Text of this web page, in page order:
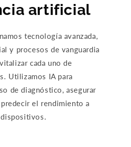
artificial
tecnología avanzada,
y procesos de vanguardia
cada uno de
Utilizamos IA para
de diagnóstico, asegurar
el rendimiento a